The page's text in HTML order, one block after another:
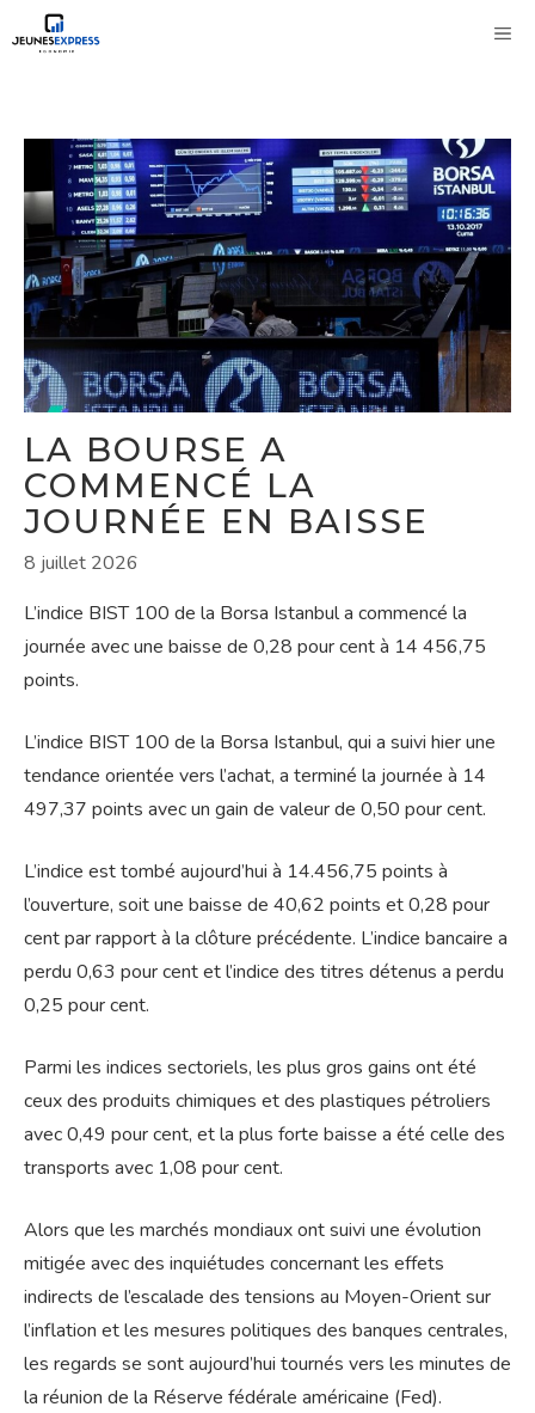
au
LA BOURSE A
COMMENCÉ LA
JOURNÉE EN BAISSE
8 juillet 2026
L’indice BIST 100 de la Borsa Istanbul a commencé la
journée avec une baisse de 0,28 pour cent à 14 456,75
points.
L’indice BIST 100 de la Borsa Istanbul, qui a suivi hier une
tendance orientée vers l’achat, a terminé la journée à 14
497,37 points avec un gain de valeur de 0,50 pour cent.
L’indice est tombé aujourd’hui à 14.456,75 points à
l’ouverture, soit une baisse de 40,62 points et 0,28 pour
cent par rapport à la clôture précédente. L’indice bancaire a
perdu 0,63 pour cent et l’indice des titres détenus a perdu
0,25 pour cent.
Parmi les indices sectoriels, les plus gros gains ont été
ceux des produits chimiques et des plastiques pétroliers
avec 0,49 pour cent, et la plus forte baisse a été celle des
transports avec 1,08 pour cent.
Alors que les marchés mondiaux ont suivi une évolution
mitigée avec des inquiétudes concernant les effets
indirects de l’escalade des tensions au Moyen-Orient sur
l’inflation et les mesures politiques des banques centrales,
les regards se sont aujourd’hui tournés vers les minutes de
la réunion de la Réserve fédérale américaine (Fed).